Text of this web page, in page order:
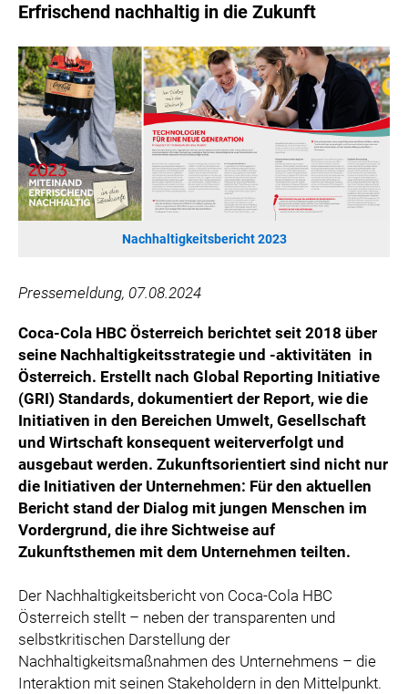
Caffè Vergnano
Naked Malt
Finlandia
RÖMERQUELLE
ÖSTERREICHISCHE SPORTHILFE
KESCH
BARFLY'S CLUB
SPORTS MEDIA AUSTRIA
VIER HOCH VIER
HANNERSBERG
WILHELM-EXNER-MEDAILLEN STIFTUNG
ADMIRAL SPORTWETTEN
EWP RECYCLING PFAND ÖSTERREICH
ANNEMARIE CHARITY
IMPERIAL MARKETS
TRÄGERVEREIN EINWEGPFAND
SPECIAL OLYMPICS ÖSTERREICH
LOGOS
COCA COLA
PRESSEKONTAKT
Erfrischend nachhaltig in die Zukunft
Nachhaltigkeitsbericht 2023
Pressemeldung, 07.08.2024
Coca-Cola HBC Österreich berichtet seit 2018 über
seine Nachhaltigkeitsstrategie und -aktivitäten in
Österreich. Erstellt nach Global Reporting Initiative
(GRI) Standards, dokumentiert der Report, wie die
Initiativen in den Bereichen Umwelt, Gesellschaft
und Wirtschaft konsequent weiterverfolgt und
ausgebaut werden. Zukunftsorientiert sind nicht nur
die Initiativen der Unternehmen: Für den aktuellen
Bericht stand der Dialog mit jungen Menschen im
Vordergrund, die ihre Sichtweise auf
Zukunftsthemen mit dem Unternehmen teilten.
Der Nachhaltigkeitsbericht von Coca-Cola HBC
Österreich stellt – neben der transparenten und
selbstkritischen Darstellung der
Nachhaltigkeitsmaßnahmen des Unternehmens – die
Interaktion mit seinen Stakeholdern in den Mittelpunkt.